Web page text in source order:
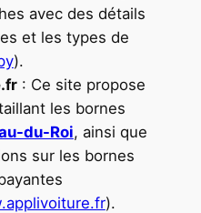
avec des détails
et les types de
).
: Ce site propose
les bornes
du-Roi, ainsi que
sur les bornes
).